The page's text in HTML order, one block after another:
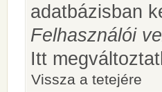
adatbázisban
Felhasználói
Itt
Vissza a tetejére